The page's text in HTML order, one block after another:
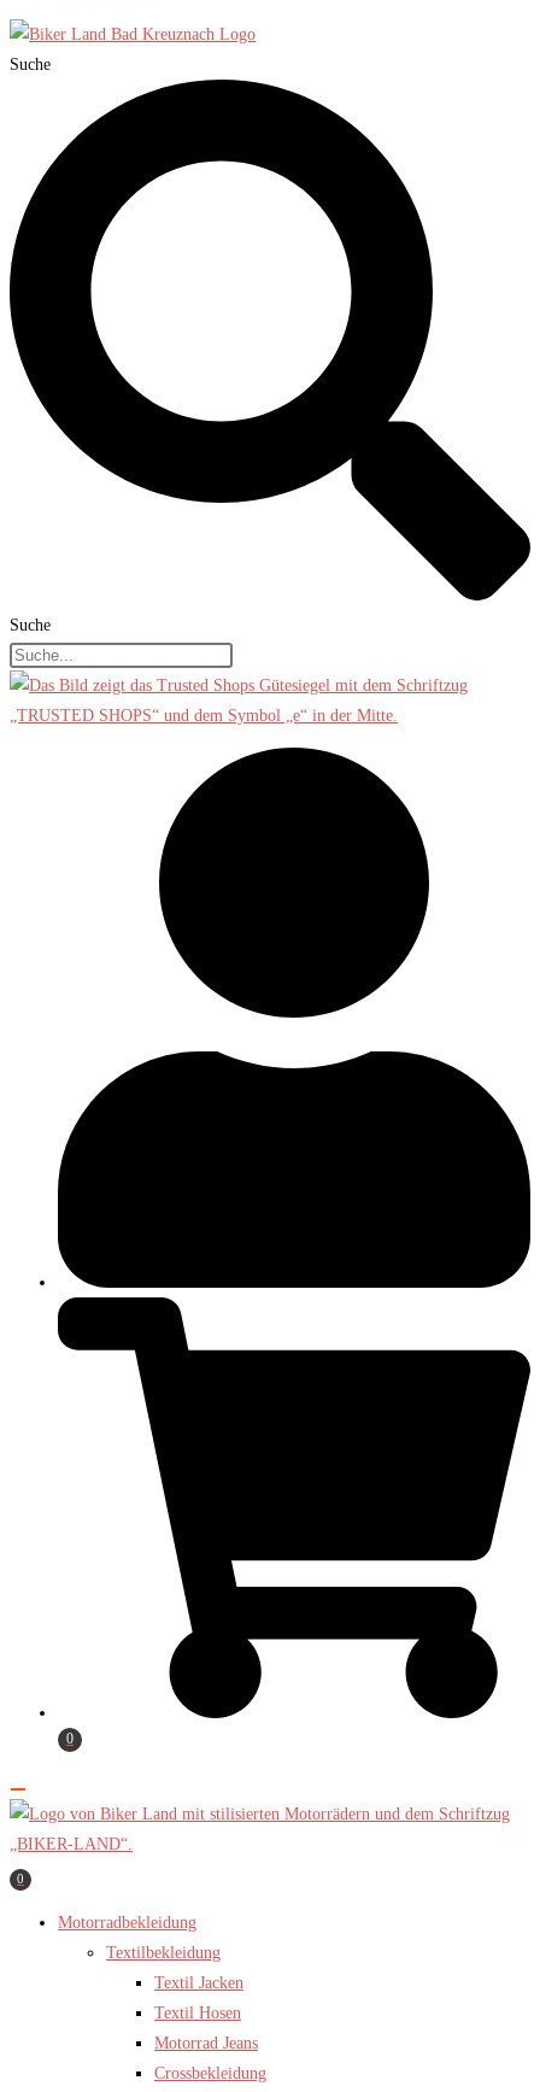
Suche
Suche
0
0
Motorradbekleidung
Textilbekleidung
Textil Jacken
Textil Hosen
Motorrad Jeans
Crossbekleidung